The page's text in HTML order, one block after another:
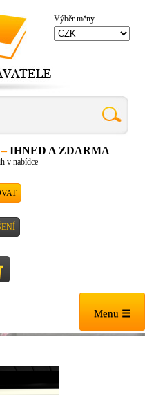
IHNED A ZDARMA
v nabídce
Výběr měny
Menu ☰